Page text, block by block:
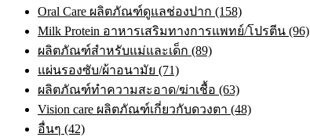
Oral Care ผลิตภัณฑ์ดูแลช่องปาก (158)
Milk Protein อาหารเสริมทางการแพทย์/โปรตีน (96)
ผลิตภัณฑ์สำหรับแม่และเด็ก (89)
แผ่นรองซับ/ผ้าอนามัย (71)
ผลิตภัณฑ์ทําความสะอาด/ฆ่าเชื้อ (63)
Vision care ผลิตภัณฑ์เกี่ยวกับดวงตา (48)
อื่นๆ (42)